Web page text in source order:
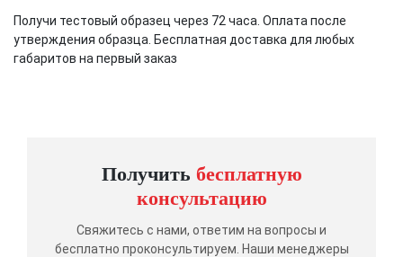
Получи тестовый образец через 72 часа. Оплата после
утверждения образца. Бесплатная доставка для любых
габаритов на первый заказ
Получить бесплатную
консультацию
Свяжитесь с нами, ответим на вопросы и
бесплатно проконсультируем. Наши менеджеры